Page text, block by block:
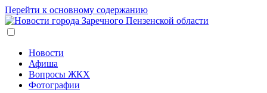
Перейти к основному содержанию
Новости
Афиша
Вопросы ЖКХ
Фотографии